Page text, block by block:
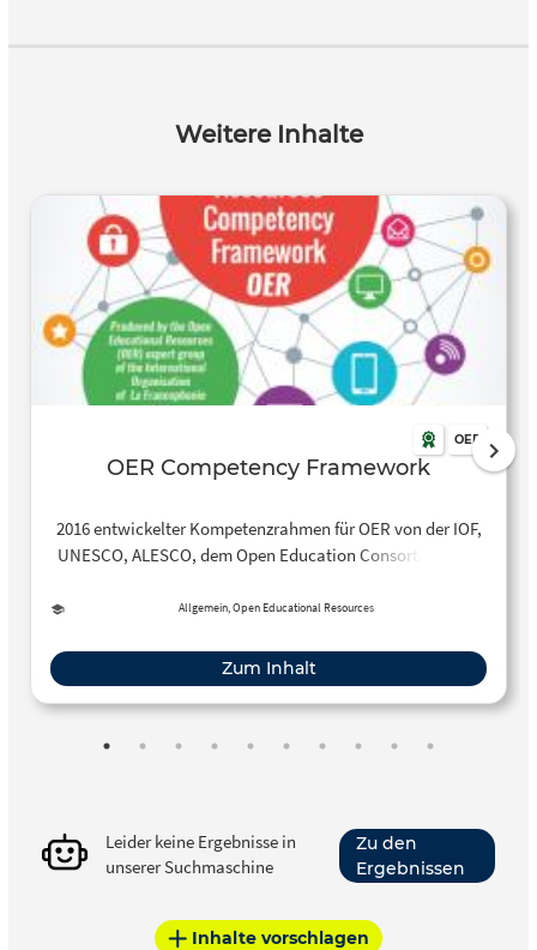
Weitere Inhalte
OER
OER Competency Framework
2016 entwickelter Kompetenzrahmen für OER von der IOF,
UNESCO, ALESCO, dem Open Education Consortium und
Allgemein, Open Educational Resources
Zum Inhalt
Leider keine Ergebnisse in
unserer Suchmaschine
Zu den
Ergebnissen
Inhalte vorschlagen